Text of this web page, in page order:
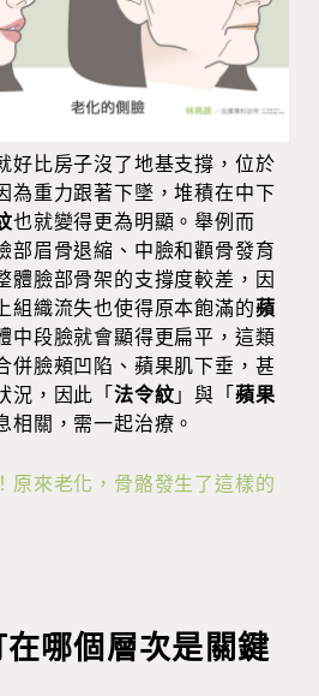
好比房子沒了地基支撐，位於
為重力跟著下墜，堆積在中下
也就變得更為明顯。舉例而
部眉骨退縮、中臉和顴骨發育
體臉部骨架的支撐度較差，因
組織流失也使得原本飽滿的蘋
中段臉就會顯得更扁平，這類
併臉頰凹陷、蘋果肌下垂，甚
況，因此「法令紋」與「蘋果
相關，需一起治療。
原來老化，骨骼發生了這樣的
哪個層次是關鍵